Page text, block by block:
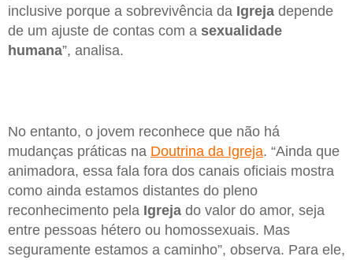
inclusive porque a sobrevivência da Igreja depende
de um ajuste de contas com a sexualidade
humana”, analisa.
No entanto, o jovem reconhece que não há
mudanças práticas na Doutrina da Igreja. “Ainda que
animadora, essa fala fora dos canais oficiais mostra
como ainda estamos distantes do pleno
reconhecimento pela Igreja do valor do amor, seja
entre pessoas hétero ou homossexuais. Mas
seguramente estamos a caminho”, observa. Para ele,